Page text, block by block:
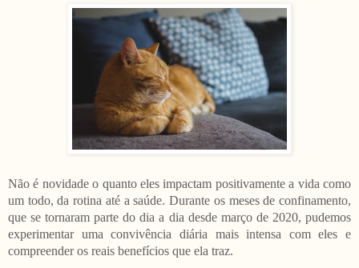
Não é novidade o quanto eles impactam positivamente a vida como
um todo, da rotina até a saúde. Durante os meses de confinamento,
que se tornaram parte do dia a dia desde março de 2020, pudemos
experimentar uma convivência diária mais intensa com eles e
compreender os reais benefícios que ela traz.